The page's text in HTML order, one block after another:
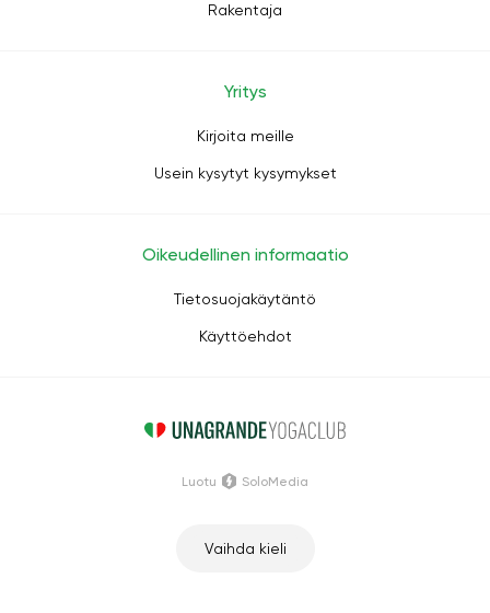
Rakentaja
Yritys
Kirjoita meille
Usein kysytyt kysymykset
Oikeudellinen informaatio
Tietosuojakäytäntö
Käyttöehdot
Vaihda kieli
Luotu SoloMedia